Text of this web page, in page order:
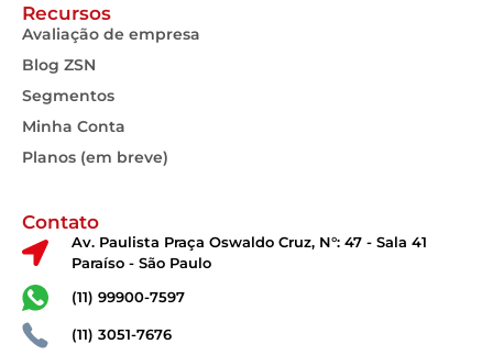
Recursos
Avaliação de empresa
Blog ZSN
Segmentos
Minha Conta
Planos (em breve)
Contato
Av. Paulista Praça Oswaldo Cruz, N°: 47 - Sala 41
Paraíso - São Paulo
(11) 99900-7597
(11) 3051-7676